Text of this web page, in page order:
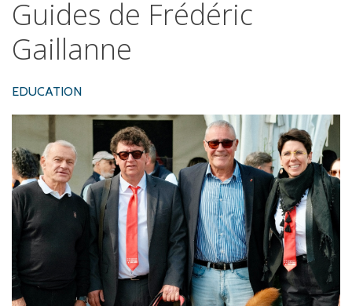
Guides de Frédéric
Gaillanne
EDUCATION